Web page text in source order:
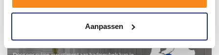
Aanpassen